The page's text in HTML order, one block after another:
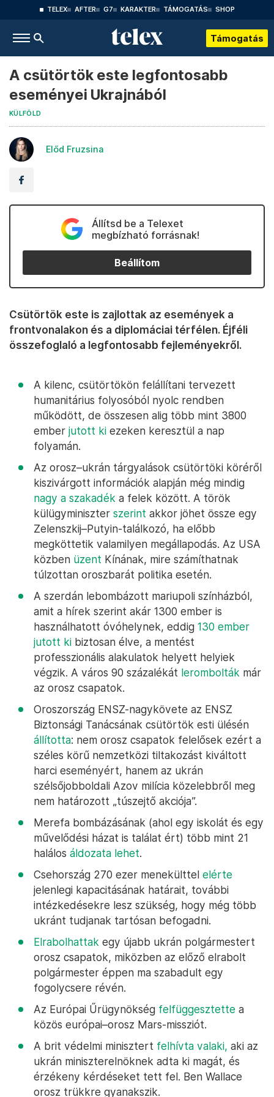
TELEX AFTER G7 KARAKTER TÁMOGATÁS SHOP
Támogatás
A csütörtök este legfontosabb
eseményei Ukrajnából
KÜLFÖLD
Előd Fruzsina
Állítsd be a Telexet
megbízható forrásnak!
Beállítom
Csütörtök este is zajlottak az események a
frontvonalakon és a diplomáciai térfélen. Éjféli
összefoglaló a legfontosabb fejleményekről.
A kilenc, csütörtökön felállítani tervezett
humanitárius folyosóból nyolc rendben
működött, de összesen alig több mint 3800
ember jutott ki ezeken keresztül a nap
folyamán.
Az orosz–ukrán tárgyalások csütörtöki köréről
kiszivárgott információk alapján még mindig
nagy a szakadék a felek között. A török
külügyminiszter szerint akkor jöhet össze egy
Zelenszkij–Putyin-találkozó, ha előbb
megköttetik valamilyen megállapodás. Az USA
közben üzent Kínának, mire számíthatnak
túlzottan oroszbarát politika esetén.
A szerdán lebombázott mariupoli színházból,
amit a hírek szerint akár 1300 ember is
használhatott óvóhelynek, eddig 130 ember
jutott ki biztosan élve, a mentést
professzionális alakulatok helyett helyiek
végzik. A város 90 százalékát lerombolták már
az orosz csapatok.
Oroszország ENSZ-nagykövete az ENSZ
Biztonsági Tanácsának csütörtök esti ülésén
állította: nem orosz csapatok felelősek ezért a
széles körű nemzetközi tiltakozást kiváltott
harci eseményért, hanem az ukrán
szélsőjobboldali Azov milícia közelebbről meg
nem határozott „túszejtő akciója”.
Merefa bombázásának (ahol egy iskolát és egy
művelődési házat is találat ért) több mint 21
halálos áldozata lehet.
Csehország 270 ezer menekülttel elérte
jelenlegi kapacitásának határait, további
intézkedésekre lesz szükség, hogy még több
ukránt tudjanak tartósan befogadni.
Elrabolhattak egy újabb ukrán polgármestert
orosz csapatok, miközben az előző elrabolt
polgármester éppen ma szabadult egy
fogolycsere révén.
Az Európai Űrügynökség felfüggesztette a
közös európai–orosz Mars-missziót.
A brit védelmi minisztert felhívta valaki, aki az
ukrán miniszterelnöknek adta ki magát, és
érzékeny kérdéseket tett fel. Ben Wallace
orosz trükkre gyanakszik.